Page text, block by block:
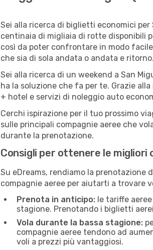
Sei alla ricerca di biglietti economici
centinaia di migliaia di rotte disponibili
così da poter confrontare in modo
che sia di sola andata o andata e ritorno.
Sei alla ricerca di un weekend a San
ha la soluzione che fa per te. Grazie
+ hotel e servizi di noleggio auto
Cerchi ispirazione per il tuo prossimo
sulle principali compagnie aeree che
durante la prenotazione.
Consigli per ottenere le migliori
Su eDreams, rendiamo la prenotazione
compagnie aeree per aiutarti a trovare
Prenota in anticipo: le tariffe
stagione. Prenotando i biglietti
Vola durante la bassa stagione:
compagnie aeree tendono ad
voli a prezzi più vantaggiosi.